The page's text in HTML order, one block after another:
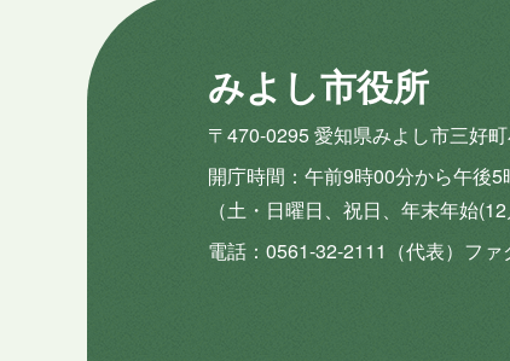
みよし市役所
〒470-0295 愛知県みよし市三好
開庁時間
午前9時00分から午後5
（土・日曜日、祝日、年末年始
電話
0561-32-2111（代表） ファ